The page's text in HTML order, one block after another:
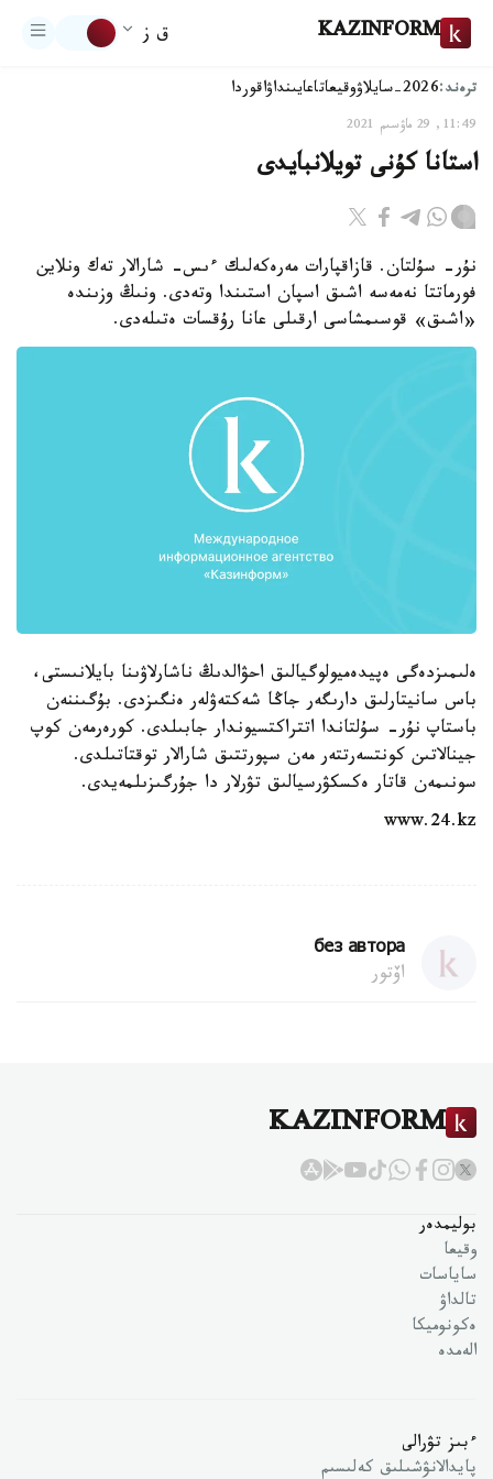
KAZINFORM ق ز
ترەند:2026-سايلاۋ وقيعاتاعايىنداۋاقوردا
11:49, 29 ماۋسىم 2021
استانا كۇنى تويلانبايدى
نۇر- سۇلتان. قازاقپارات مەرەكەلىك ءىس- شارالار تەك ونلاين
فورماتتا نەمەسە اشىق اسپان استىندا وتەدى. ونىڭ وزىندە
«اشىق» قوسىمشاسى ارقىلى عانا رۇقسات ەتىلەدى.
ەلىمىزدەگى ەپيدەميولوگيالىق احۋالدىڭ ناشارلاۋىنا بايلانىستى،
باس سانيتارلىق دارىگەر جاڭا شەكتەۋلەر ەنگىزدى. بۇگىننەن
باستاپ نۇر- سۇلتاندا اتتراكتسيوندار جابىلدى. كورەرمەن كوپ
جينالاتىن كونتسەرتتەر مەن سپورتتىق شارالار توقتاتىلدى.
سونىمەن قاتار ەكسكۋرسيالىق تۋرلار دا جۇرگىزىلمەيدى.
www.24.kz
без автора
اۆتور
KAZINFORM
بوليمدەر
وقيعا
ساياسات
تالداۋ
ەكونوميكا
الەمدە
ءبىز تۋرالى
پايدالانۋشىلىق كەلىسىم